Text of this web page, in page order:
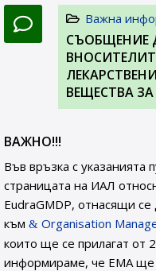
Важна
СЪОБЩЕНИЕ
ВЕЩЕСТВА
ВАЖНО!!!
Във връзка с указанията
страницата на ИАЛ
EudraGMDP, отнасящи
към
Organisation
които ще се прилагат от
информираме, че EMA ще